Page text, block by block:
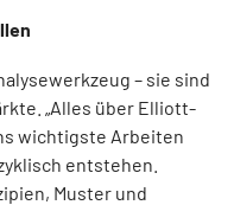
– sie sind
„Alles über Elliott-
wichtigste Arbeiten
entstehen.
Muster und